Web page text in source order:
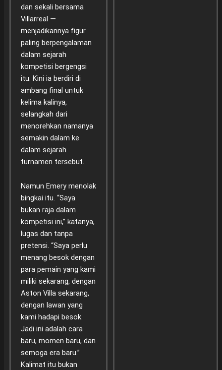
dan sekali bersama
Villarreal —
menjadikannya figur
paling berpengalaman
dalam sejarah
kompetisi bergengsi
itu. Kini ia berdiri di
ambang final untuk
kelima kalinya,
selangkah dari
menorehkan namanya
semakin dalam ke
dalam sejarah
turnamen tersebut.
Namun Emery menolak
bingkai itu. “Saya
bukan raja dalam
kompetisi ini,” katanya,
lugas dan tanpa
pretensi. “Saya perlu
menang besok dengan
para pemain yang kami
miliki sekarang, dengan
Aston Villa sekarang,
dengan lawan yang
kami hadapi besok.
Jadi ini adalah cara
baru, momen baru, dan
semoga era baru.”
Kalimat itu bukan